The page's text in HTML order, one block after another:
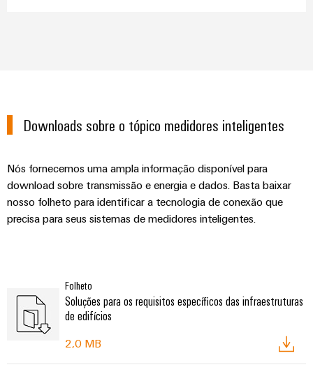
Downloads sobre o tópico medidores inteligentes
Nós fornecemos uma ampla informação disponível para
download sobre transmissão e energia e dados. Basta baixar
nosso folheto para identificar a tecnologia de conexão que
precisa para seus sistemas de medidores inteligentes.
Folheto
Soluções para os requisitos específicos das infraestruturas
de edifícios
2,0 MB